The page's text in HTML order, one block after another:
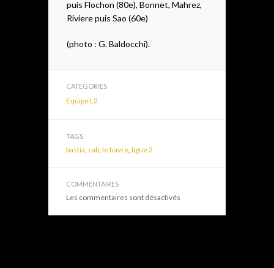
puis Flochon (80e), Bonnet, Mahrez,
Riviere puis Sao (60e)
(photo : G. Baldocchi).
CATEGORIES
Equipe L2
TAGS
bastia cab le havre ligue 2
COMMENTAIRES
Les commentaires sont désactivés